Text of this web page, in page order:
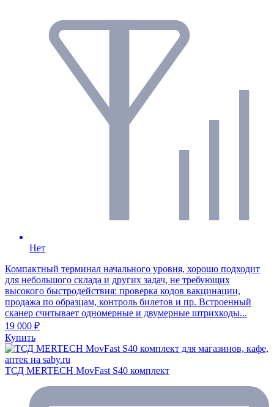
Нет
Компактный терминал начального уровня, хорошо подходит
для небольшого склада и других задач, не требующих
высокого быстродействия: проверка кодов вакцинации,
продажа по образцам, контроль билетов и пр. Встроенный
сканер считывает одномерные и двумерные штрихкоды...
19 000 ₽
Купить
ТСД MERTECH MovFast S40 комплект